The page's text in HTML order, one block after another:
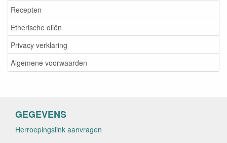
Recepten
Etherische oliën
Privacy verklaring
Algemene voorwaarden
GEGEVENS
Herroepingslink aanvragen